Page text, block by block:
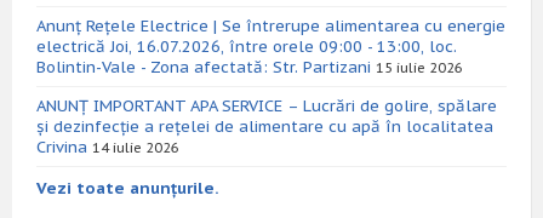
Anunț Rețele Electrice | Se întrerupe alimentarea cu energie
electrică Joi, 16.07.2026, între orele 09:00 - 13:00, loc.
Bolintin-Vale - Zona afectată: Str. Partizani 15 iulie 2026
ANUNȚ IMPORTANT APA SERVICE – Lucrări de golire, spălare
și dezinfecție a rețelei de alimentare cu apă în localitatea
Crivina 14 iulie 2026
Vezi toate anunțurile.